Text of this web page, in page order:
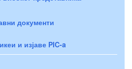
документи
и изјаве PIC-a